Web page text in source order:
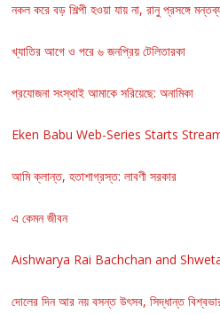
নকল করে বড় শিল্পী হওয়া যায় না, রানু প্রসঙ্গে
খ্যাতির আগে ও পরে ৬ জনপ্রিয় টেলিতারকা
প্রযোজনা সংস্থাই আমাকে সরিয়েছে: অনামিকা
Eken Babu Web-Series Starts
আমি ক্লান্ত, হতাশাগ্রস্ত: লাবণী সরকার
এ কেমন জীবন
Aishwarya Rai Bachchan and
দোলের দিন আর নয় বসন্ত উৎসব, সিদ্ধান্ত